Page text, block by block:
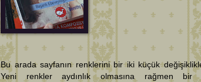
Bu arada sayfanın renklerini bir iki küçük
Yeni renkler aydınlık olmasına rağmen